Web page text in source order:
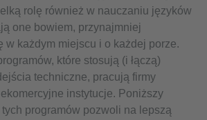
rolę również w nauczaniu języków
one bowiem, przynajmniej
w każdym miejscu i o każdej porze.
które stosują (i łączą)
techniczne, pracują firmy
instytucje. Poniższy
programów pozwoli na lepszą